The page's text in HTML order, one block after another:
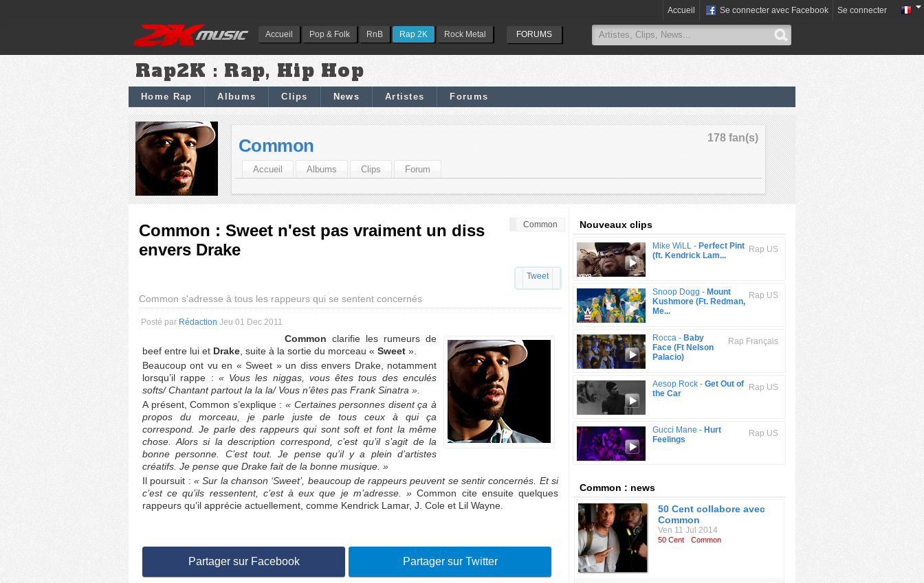
Accueil Pop & Folk RnB Rap 2K Rock Metal FORUMS
Accueil Se connecter avec Facebook Se connecter
Rap2K : Rap, Hip Hop
Home Rap Albums Clips News Artistes Forums
178 fan(s)
Common
Accueil Albums Clips Forum
Common
Common : Sweet n'est pas vraiment un diss
envers Drake
Tweet
Common s'adresse à tous les rappeurs qui se sentent concernés
Posté par Rédaction Jeu 01 Dec 2011
Common clarifie les rumeurs de
beef entre lui et Drake , suite à la sortie du morceau « Sweet ».
Beaucoup ont vu en « Sweet » un diss envers Drake, notamment
lorsqu’il rappe : « Vous les niggas, vous êtes tous des enculés
softs/ Chantant partout la la la/ Vous n’êtes pas Frank Sinatra ».
A présent, Common s’explique : « Certaines personnes disent ça à
propos du morceau, je parle juste de tous ceux à qui ça
correspond. Je parle des rappeurs qui sont soft et font la même
chose. Alors si la description correspond, c’est qu’il s’agit de la
bonne personne. C’est tout. Je pense qu’il y a plein d’artistes
créatifs. Je pense que Drake fait de la bonne musique. »
Il poursuit : « Sur la chanson ‘Sweet’, beaucoup de rappeurs peuvent se sentir concernés. Et si
c’est ce qu’ils ressentent, c’est à eux que je m’adresse. » Common cite ensuite quelques
rappeurs qu’il apprécie actuellement, comme Kendrick Lamar, J. Cole et Lil Wayne.
Partager sur Facebook Partager sur Twitter
Nouveaux clips
Rap US
Mike WiLL - Perfect Pint
(ft. Kendrick Lam...
Rap US
Snoop Dogg - Mount
Kushmore (Ft. Redman,
Me...
Rap Français
Rocca - Baby
Face (Ft Nelson
Palacio)
Rap US
Aesop Rock - Get Out of
the Car
Rap US
Gucci Mane - Hurt
Feelings
Common : news
50 Cent collabore avec
Common
Ven 11 Jul 2014
50 Cent Common